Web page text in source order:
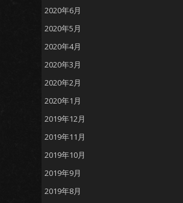
2020年6月
2020年5月
2020年4月
2020年3月
2020年2月
2020年1月
2019年12月
2019年11月
2019年10月
2019年9月
2019年8月